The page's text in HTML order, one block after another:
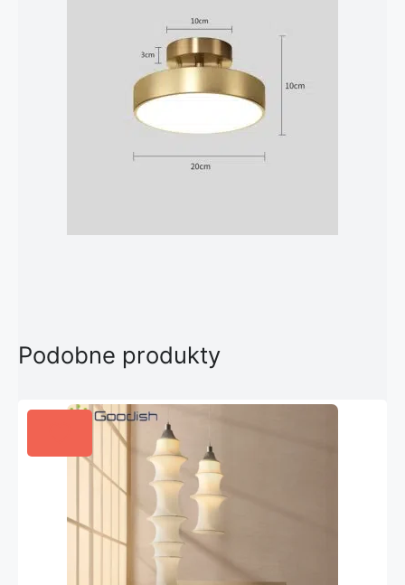
Podobne produkty